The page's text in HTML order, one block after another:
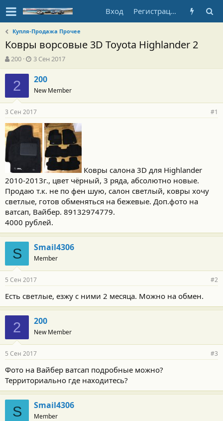
Вход Регистрация
Купля-Продажа Прочее
Ковры ворсовые 3D Toyota Highlander 2
А
в
т
о
т
е
м
ы
200
Д
а
т
а
н
а
ч
а
л
а
3 Сен 2017
2 200
New Member
3 Сен 2017 #1
Ковры салона 3D для Highlander
2010-2013г., цвет чёрный, 3 ряда, абсолютно новые.
Продаю т.к. не по фен шую, салон светлый, ковры хочу
светлые, готов обменяться на бежевые. Доп.фото на
ватсап, Вайбер. 89132974779.
4000 рублей.
S Smail4306
Member
5 Сен 2017 #2
Есть светлые, езжу с ними 2 месяца. Можно на обмен.
2 200
New Member
5 Сен 2017 #3
Фото на Вайбер ватсап подробные можно?
Территориально где находитесь?
S Smail4306
Member